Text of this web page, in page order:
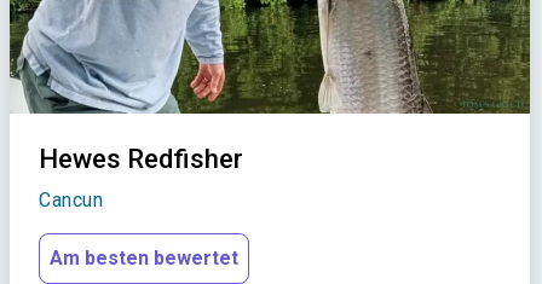
Hewes Redfisher
Cancun
Am besten bewertet